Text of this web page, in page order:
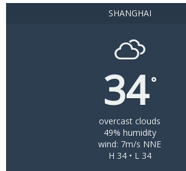
SHANGHAI
34°
overcast clouds
49% humidity
wind: 7m/s NNE
H 34 • L 34